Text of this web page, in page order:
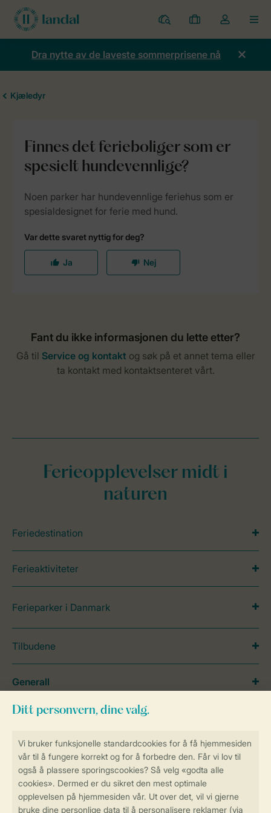
Parker
Mine
bestillinger
Toggle
the
my
Dra nytte av de laveste sommerprisene nå
Sikker og rask online booking
Ferieopplevelser midt i
naturen
Feriedestination
Ferieaktiviteter
Ferieparker i Danmark
Tilbudene
Generall
Service
Betalingsmuligheder